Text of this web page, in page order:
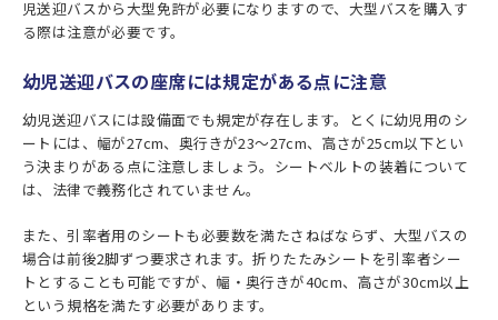
児送迎バスから大型免許が必要になりますので、大型バスを購入す
る際は注意が必要です。
幼児送迎バスの座席には規定がある点に注意
幼児送迎バスには設備面でも規定が存在します。とくに幼児用のシ
ートには、幅が27cm、奥行きが23～27cm、高さが25cm以下とい
う決まりがある点に注意しましょう。シートベルトの装着について
は、法律で義務化されていません。
また、引率者用のシートも必要数を満たさねばならず、大型バスの
場合は前後2脚ずつ要求されます。折りたたみシートを引率者シー
トとすることも可能ですが、幅・奥行きが40cm、高さが30cm以上
という規格を満たす必要があります。